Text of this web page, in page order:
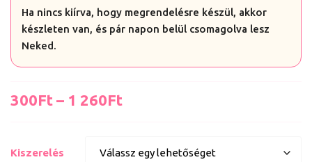
Ha nincs kiírva, hogy megrendelésre készül, akkor
készleten van, és pár napon belül csomagolva lesz
Neked.
300Ft – 1 260Ft
Kiszerelés